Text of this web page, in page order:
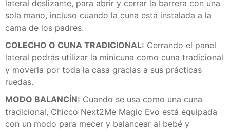
lateral deslizante, para abrir y cerrar la barrera con una
sola mano, incluso cuando la cuna está instalada a la
cama de los padres.
COLECHO O CUNA TRADICIONAL: Cerrando el panel
lateral podrás utilizar la minicuna como cuna tradicional
y moverla por toda la casa gracias a sus prácticas
ruedas.
MODO BALANCÍN: Cuando se usa como una cuna
tradicional, Chicco Next2Me Magic Evo está equipada
con un modo para mecer y balancear al bebé y